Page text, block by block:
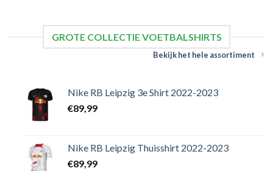
GROTE COLLECTIE VOETBALSHIRTS
Bekijk het hele assortiment
Nike RB Leipzig 3e Shirt 2022-2023
€89,99
Nike RB Leipzig Thuisshirt 2022-2023
€89,99